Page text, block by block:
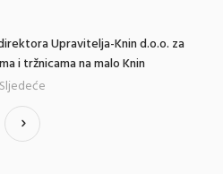
Upravitelja-Knin d.o.o. za
i tržnicama na malo Knin
Sljedeće